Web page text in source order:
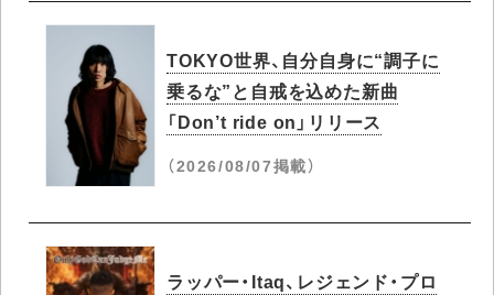
TOKYO世界、自分自身に“調子に
乗るな”と自戒を込めた新曲
「Don’t ride on」リリース
（2026/08/07掲載）
ラッパー・Itaq、レジェンド・プロ